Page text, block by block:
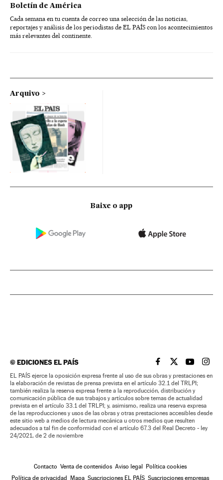
Boletín de América
Cada semana en tu cuenta de correo una selección de las noticias,
reportajes y análisis de los periodistas de EL PAÍS con los acontecimientos
más relevantes del continente.
Arquivo
Baixe o app
©EDICIONES EL PAÍS EL PAÍS BRASIL EN
EL PAÍSEL PAÍS
EL
EL PAÍS ejerce la oposición expresa frente al uso de sus obras y prestaciones en
la elaboración de revistas de prensa prevista en el artículo 32.1 del TRLPI;
también realiza la reserva expresa frente a la reproducción, distribución y
comunicación pública de sus trabajos y artículos sobre temas de actualidad
prevista en el artículo 33.1 del TRLPI; y, asimismo, realiza una reserva expresa
de las reproducciones y usos de las obras y otras prestaciones accesibles desde
este sitio web a medios de lectura mecánica u otros medios que resulten
adecuados a tal fin de conformidad con el artículo 67.3 del Real Decreto - ley
24/2021, de 2 de noviembre
Contacto Venta de contenidos Aviso legal
Política cookies
Política de privacidad
Mapa Suscripciones EL PAÍS Suscripciones empresas